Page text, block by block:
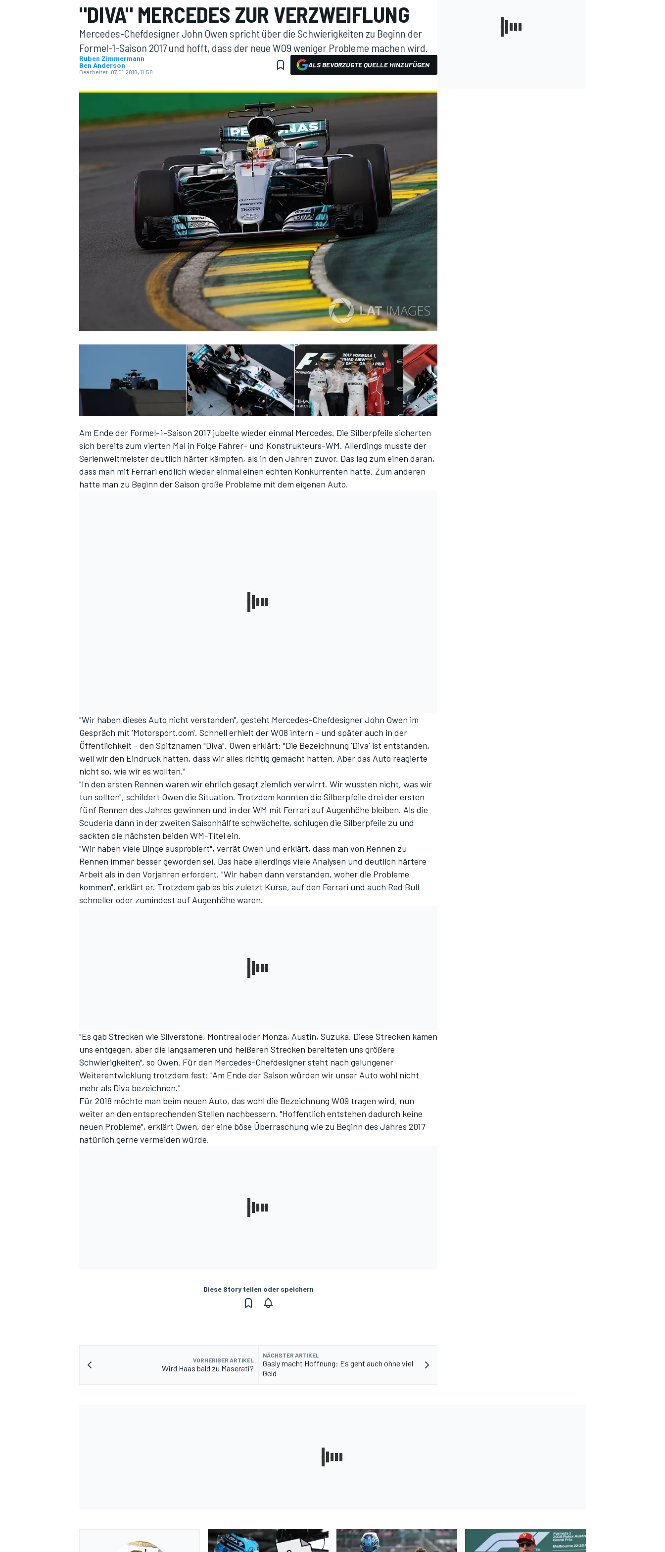
SPORTWAGEN
"DIVA" MERCEDES ZUR VERZWEIFLUNG
Mercedes-Chefdesigner John Owen spricht über die Schwierigkeiten zu Beginn der
Formel-1-Saison 2017 und hofft, dass der neue W09 weniger Probleme machen wird.
Ruben Zimmermann
Ben Anderson
Bearbeitet: 07.01.2018, 11:58
ALS BEVORZUGTE QUELLE HINZUFÜGEN
Am Ende der Formel-1-Saison 2017 jubelte wieder einmal Mercedes. Die Silberpfeile sicherten
sich bereits zum vierten Mal in Folge Fahrer- und Konstrukteurs-WM. Allerdings musste der
Serienweltmeister deutlich härter kämpfen, als in den Jahren zuvor. Das lag zum einen daran,
dass man mit Ferrari endlich wieder einmal einen echten Konkurrenten hatte. Zum anderen
hatte man zu Beginn der Saison große Probleme mit dem eigenen Auto.
"Wir haben dieses Auto nicht verstanden", gesteht Mercedes-Chefdesigner John Owen im
Gespräch mit 'Motorsport.com'. Schnell erhielt der W08 intern - und später auch in der
Öffentlichkeit - den Spitznamen "Diva". Owen erklärt: "Die Bezeichnung 'Diva' ist entstanden,
weil wir den Eindruck hatten, dass wir alles richtig gemacht hatten. Aber das Auto reagierte
nicht so, wie wir es wollten."
"In den ersten Rennen waren wir ehrlich gesagt ziemlich verwirrt. Wir wussten nicht, was wir
tun sollten", schildert Owen die Situation. Trotzdem konnten die Silberpfeile drei der ersten
fünf Rennen des Jahres gewinnen und in der WM mit Ferrari auf Augenhöhe bleiben. Als die
Scuderia dann in der zweiten Saisonhälfte schwächelte, schlugen die Silberpfeile zu und
sackten die nächsten beiden WM-Titel ein.
"Wir haben viele Dinge ausprobiert", verrät Owen und erklärt, dass man von Rennen zu
Rennen immer besser geworden sei. Das habe allerdings viele Analysen und deutlich härtere
Arbeit als in den Vorjahren erfordert. "Wir haben dann verstanden, woher die Probleme
kommen", erklärt er. Trotzdem gab es bis zuletzt Kurse, auf den Ferrari und auch Red Bull
schneller oder zumindest auf Augenhöhe waren.
"Es gab Strecken wie Silverstone, Montreal oder Monza, Austin, Suzuka. Diese Strecken kamen
uns entgegen, aber die langsameren und heißeren Strecken bereiteten uns größere
Schwierigkeiten", so Owen. Für den Mercedes-Chefdesigner steht nach gelungener
Weiterentwicklung trotzdem fest: "Am Ende der Saison würden wir unser Auto wohl nicht
mehr als Diva bezeichnen."
Für 2018 möchte man beim neuen Auto, das wohl die Bezeichnung W09 tragen wird, nun
weiter an den entsprechenden Stellen nachbessern. "Hoffentlich entstehen dadurch keine
neuen Probleme", erklärt Owen, der eine böse Überraschung wie zu Beginn des Jahres 2017
natürlich gerne vermeiden würde.
Diese Story teilen oder speichern
VORHERIGER ARTIKEL
Wird Haas bald zu Maserati?
NÄCHSTER ARTIKEL
Gasly macht Hoffnung: Es geht auch ohne viel
Geld